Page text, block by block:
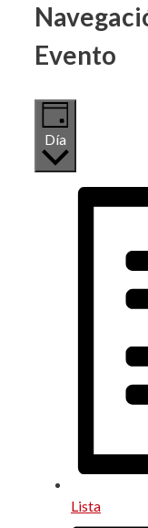
10
noviembre,
Evento
Día
Lista